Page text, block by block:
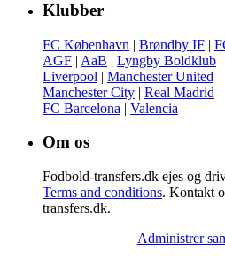
Klubber
FC København | Brøndby IF |
AGF | AaB | Lyngby Boldklub
Liverpool | Manchester United
Manchester City | Real Madrid
FC Barcelona | Valencia
Om os
Fodbold-transfers.dk ejes og
Terms and conditions. Kontakt
transfers.dk.
Administrer